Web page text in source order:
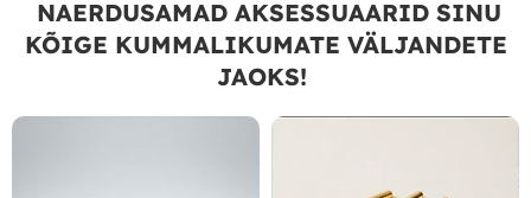
NAERDUSAMAD AKSESSUAARID SINU
KÕIGE KUMMALIKUMATE VÄLJANDETE
JAOKS!